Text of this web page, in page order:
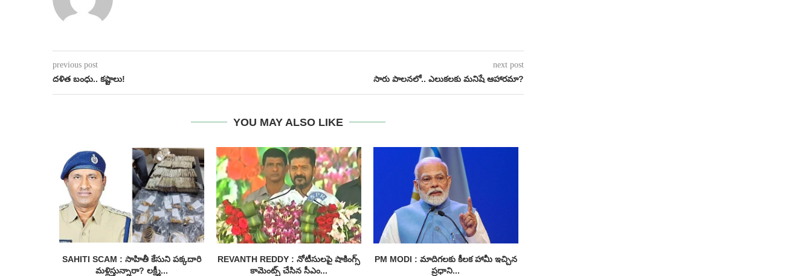
previous post
దళిత బంధు.. కష్టాలు!
next post
సారు పాల‌న‌లో.. ఎలుక‌ల‌కు మ‌నిషే ఆహారమా?
YOU MAY ALSO LIKE
SAHITI SCAM : సాహితీ కేసుని పక్కదారి
మళ్లిస్తున్నారా? లక్ష్మీ...
REVANTH REDDY : నోటీసులపై షాకింగ్స్
కామెంట్స్ చేసిన సీఎం...
PM MODI : మాదిగలకు కీలక హామీ ఇచ్చిన
ప్రధాని...